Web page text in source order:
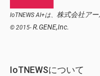
IoTNEWS AI+は、 株式会社ア
© 2015- R.GENE,Inc.
IoTNEWSについて